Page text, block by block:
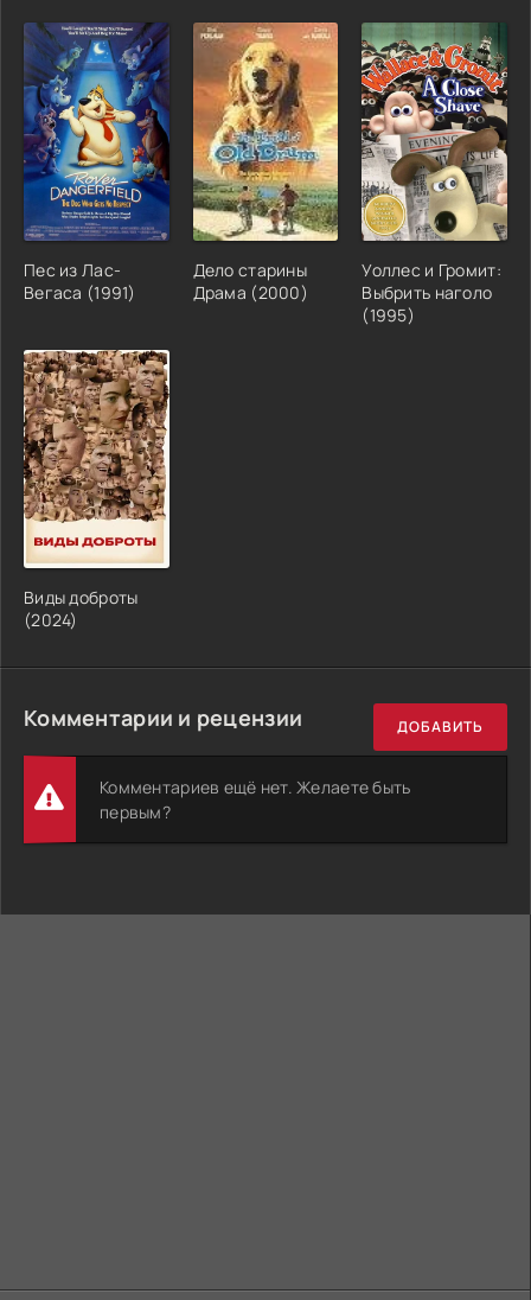
Пес из Лас-
Вегаса (1991)
Дело старины
Драма (2000)
Уоллес и Громит:
Выбрить наголо
(1995)
Виды доброты
(2024)
Комментарии и рецензии ДОБАВИТЬ
Комментариев ещё нет. Желаете быть
первым?